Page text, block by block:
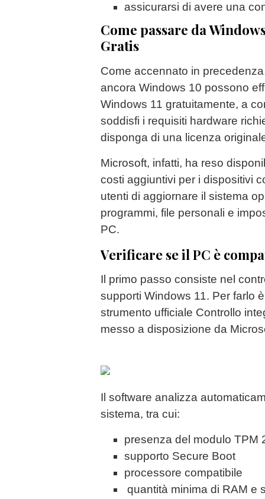
assicurarsi di avere una
Come passare da
Gratis
Come accennato in
ancora Windows 10 possono
Windows 11 gratuitamente, a
soddisfi i requisiti hardware
disponga di una licenza
Microsoft, infatti, ha reso
costi aggiuntivi per i dispositivi
utenti di aggiornare il sistema
programmi, file personali e
PC.
Verificare se il PC è
Il primo passo consiste nel
supporti Windows 11. Per farlo
strumento ufficiale Controllo
messo a disposizione da
Il software analizza
sistema, tra cui:
presenza del modulo TPM
supporto Secure Boot
processore compatibile
quantità minima di RAM e